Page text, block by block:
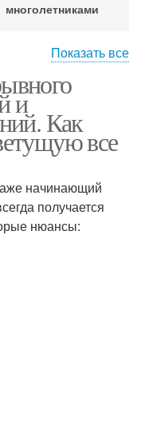
многолетниками
однолетников
Показать все
и
Как
все
начинающий
получается
нюансы: